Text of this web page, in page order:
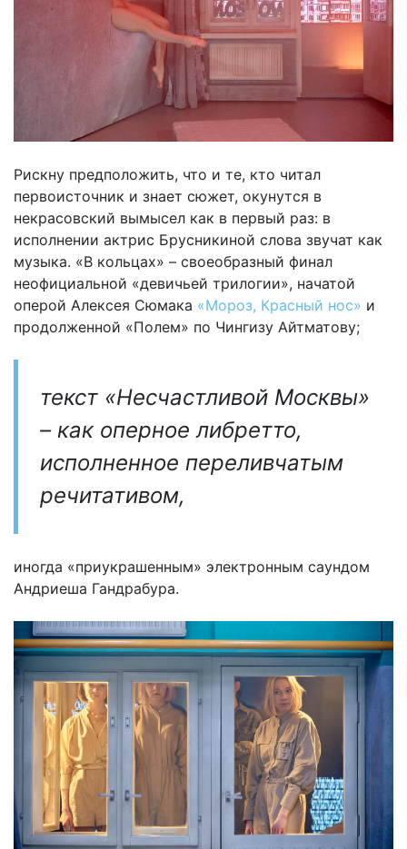
Рискну предположить, что и те, кто читал
первоисточник и знает сюжет, окунутся в
некрасовский вымысел как в первый раз: в
исполнении актрис Брусникиной слова звучат как
музыка. «В кольцах» – своеобразный финал
неофициальной «девичьей трилогии», начатой
оперой Алексея Сюмака «Мороз, Красный нос» и
продолженной «Полем» по Чингизу Айтматову;
текст «Несчастливой Москвы»
– как оперное либретто,
исполненное переливчатым
речитативом,
иногда «приукрашенным» электронным саундом
Андриеша Гандрабура.